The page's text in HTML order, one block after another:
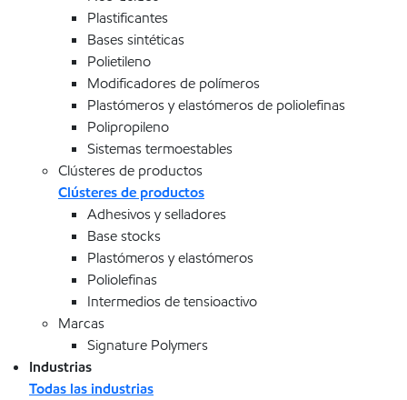
Plastificantes
Bases sintéticas
Polietileno
Modificadores de polímeros
Plastómeros y elastómeros de poliolefinas
Polipropileno
Sistemas termoestables
Clústeres de productos
Clústeres de productos
Adhesivos y selladores
Base stocks
Plastómeros y elastómeros
Poliolefinas
Intermedios de tensioactivo
Marcas
Signature Polymers
Industrias
Todas las industrias